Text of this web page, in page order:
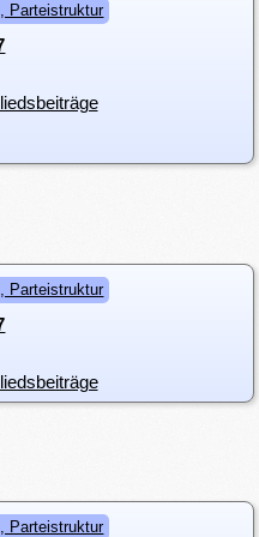
Parteistruktur
Parteistruktur
Parteistruktur